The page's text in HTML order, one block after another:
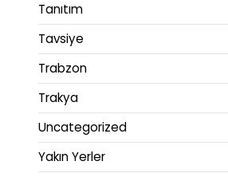
Tanıtım
Tavsiye
Trabzon
Trakya
Uncategorized
Yakın Yerler